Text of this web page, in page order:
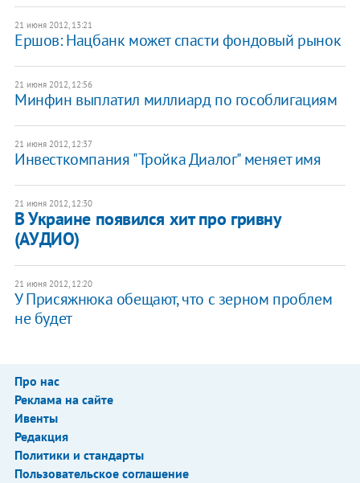
21 июня 2012, 13:21
Ершов: Нацбанк может спасти фондовый рынок
21 июня 2012, 12:56
Минфин выплатил миллиард по гособлигациям
21 июня 2012, 12:37
Инвесткомпания "Тройка Диалог" меняет имя
21 июня 2012, 12:30
В Украине появился хит про гривну
(АУДИО)
21 июня 2012, 12:20
У Присяжнюка обещают, что с зерном проблем
не будет
Про нас
Реклама на сайте
Ивенты
Редакция
Политики и стандарты
Пользовательское соглашение